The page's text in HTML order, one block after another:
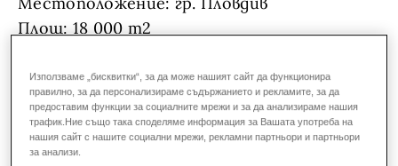
Площ: 18 000 m2
Заложени съоръжения:
TopVent MK - 7 броя- покривен апарат
отопление и охлаждане, с пресен въздух
TopVent DKV - 10 броя
Използваме „бисквитки“, за да може нашият сайт да функционира
правилно, за да персонализираме съдържанието и рекламите, за да
предоставим функции за социалните мрежи и за да анализираме нашия
трафик.Ние също така споделяме информация за Вашата употреба на
нашия сайт с нашите социални мрежи, рекламни партньори и партньори
за анализи.